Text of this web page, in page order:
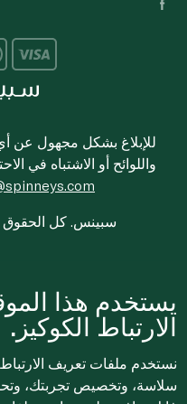
للإبلاغ بشكل مجهول عن
واللوائح أو الاشتباه في
© 2020-2026 سبينس. كل
يستخدم هذا
الارتباط الكوكيز.
نستخدم ملفات تعريف
سلاسة، وتخصيص تجربتك،